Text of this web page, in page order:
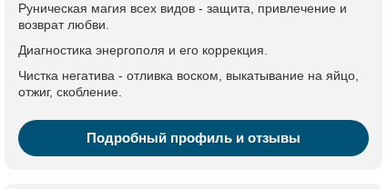
Руническая магия всех видов - защита, привлечение и
возврат любви.
Диагностика энергополя и его коррекция.
Чистка негатива - отливка воском, выкатывание на яйцо,
отжиг, скобление.
Подробный профиль и отзывы